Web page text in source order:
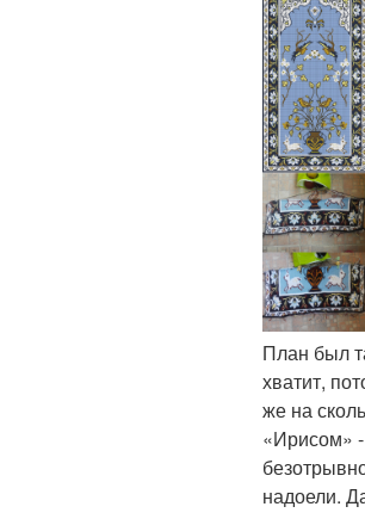
План был
хватит,
же на
«Ирисом»
надоели.